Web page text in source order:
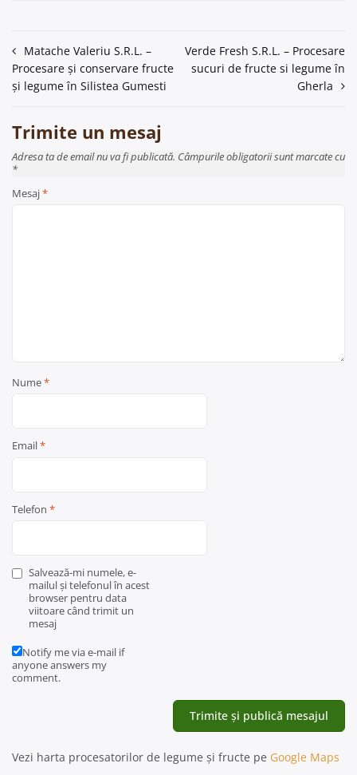
Navigare
în
Matache Valeriu S.R.L. –
Procesare și conservare fructe
și legume în Silistea Gumesti
Verde Fresh S.R.L. – Procesare
sucuri de fructe si legume în
Gherla
Trimite un mesaj
Adresa ta de email nu va fi publicată. Câmpurile obligatorii sunt marcate cu
*
Mesaj*
Nume*
Email*
Telefon *
Salvează-mi numele, e-
mailul și telefonul în acest
browser pentru data
viitoare când trimit un
mesaj
Notify me via e-mail if
anyone answers my
comment.
Vezi harta procesatorilor de legume și fructe pe Google Maps